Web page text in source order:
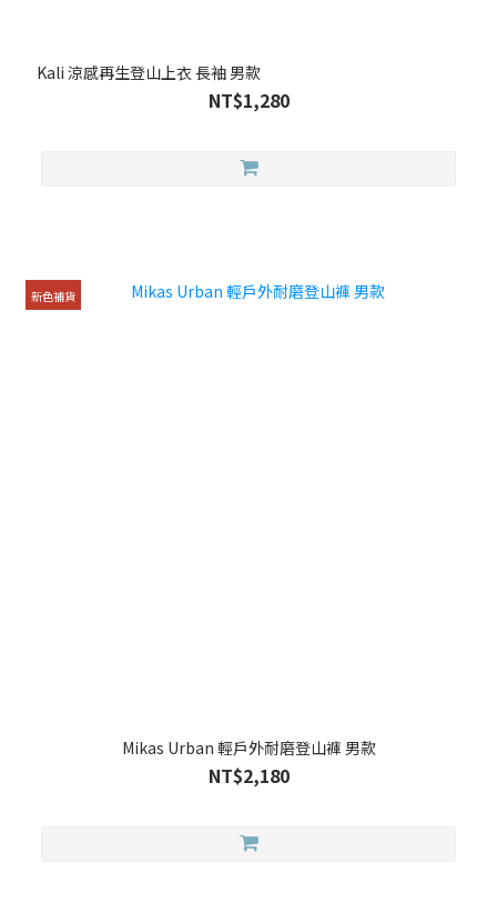
Kali 涼感再生登山上衣 長袖 男款
NT$1,280
新色補貨
Mikas Urban 輕戶外耐磨登山褲 男款
NT$2,180